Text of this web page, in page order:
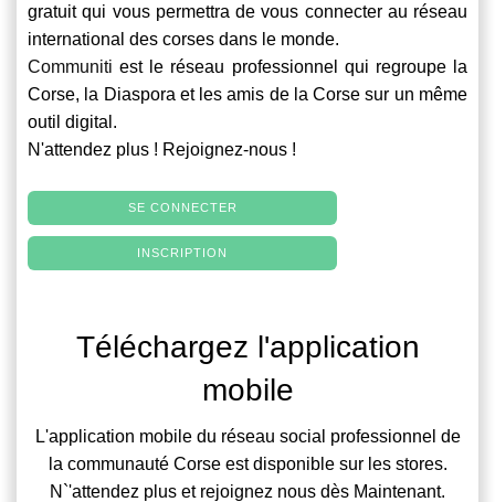
gratuit qui vous permettra de vous connecter au réseau
international des corses dans le monde.
Communiti est le réseau professionnel qui regroupe la
Corse, la Diaspora et les amis de la Corse sur un même
outil digital.
N'attendez plus ! Rejoignez-nous !
SE CONNECTER
INSCRIPTION
Téléchargez l'application
mobile
L'application mobile du réseau social professionnel de
la communauté Corse est disponible sur les stores.
N`'attendez plus et rejoignez nous dès Maintenant.